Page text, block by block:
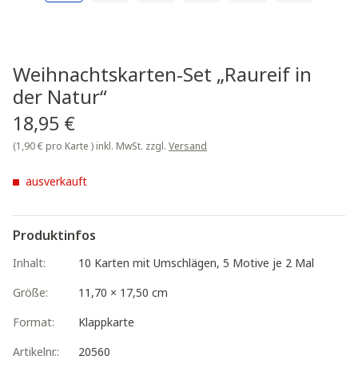
Weihnachtskarten-Set „Raureif in
der Natur“
18,95 €
(1,90 € pro Karte ) inkl. MwSt. zzgl. Versand
ausverkauft
Produktinfos
Inhalt:
10 Karten mit Umschlägen, 5 Motive je 2 Mal
Größe:
11,70 × 17,50 cm
Format:
Klappkarte
Artikelnr.:
20560